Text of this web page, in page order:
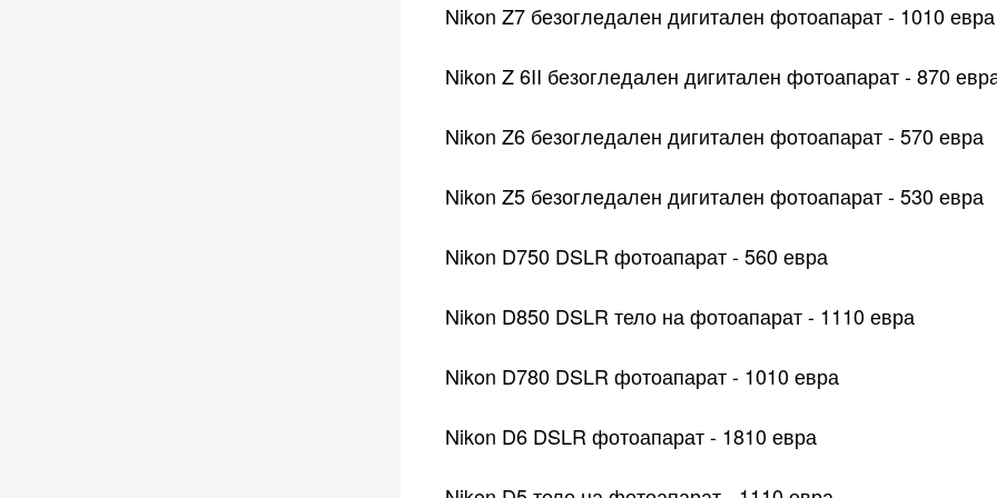
Nikon Z7 безогледален дигитален фотоапарат - 1010 евра
Nikon Z 6II безогледален дигитален фотоапарат - 870
Nikon Z6 безогледален дигитален фотоапарат - 570 евра
Nikon Z5 безогледален дигитален фотоапарат - 530 евра
Nikon D750 DSLR фотоапарат - 560 евра
Nikon D850 DSLR тело на фотоапарат - 1110 евра
Nikon D780 DSLR фотоапарат - 1010 евра
Nikon D6 DSLR фотоапарат - 1810 евра